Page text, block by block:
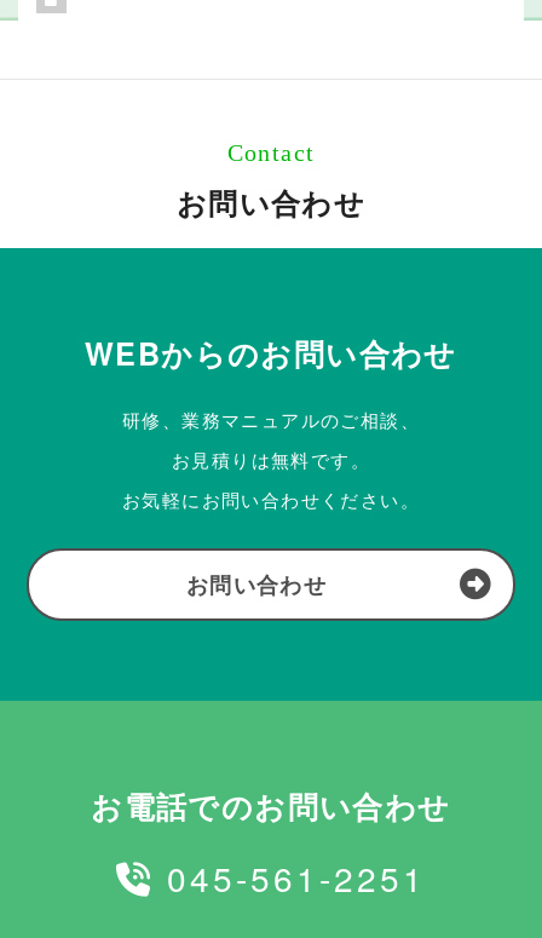
Contact
お問い合わせ
WEBからのお問い合わせ
研修、業務マニュアルのご相談、
お見積りは無料です。
お気軽にお問い合わせください。
お問い合わせ
お電話でのお問い合わせ
045-561-2251